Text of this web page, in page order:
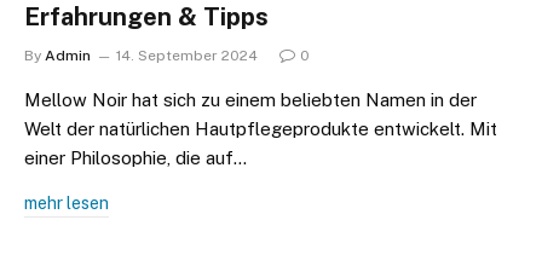
Erfahrungen & Tipps
By Admin 14. September 2024 0
Mellow Noir hat sich zu einem beliebten Namen in der
Welt der natürlichen Hautpflegeprodukte entwickelt. Mit
einer Philosophie, die auf…
mehr lesen